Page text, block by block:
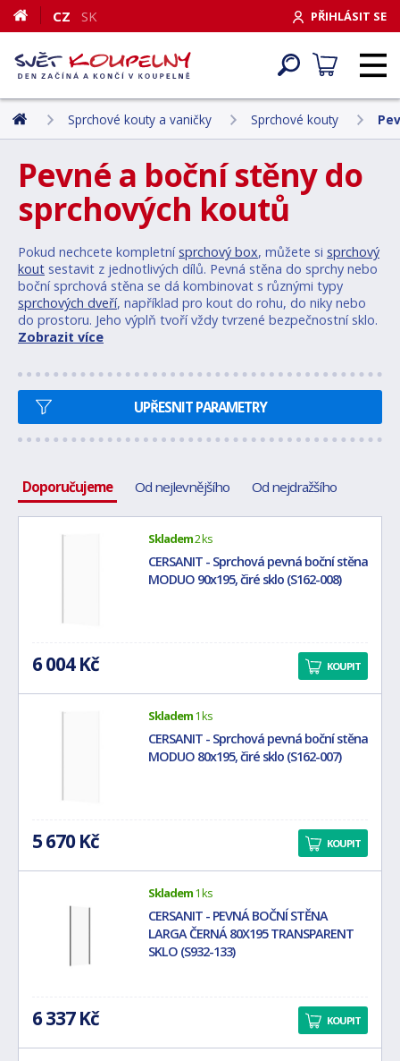
PŘIHLÁSIT SE
CZ SK
Sprchové kouty a vaničky Sprchové kouty
Pevné a boční stěny do
sprchových koutů
Pokud nechcete kompletní sprchový box, můžete si sprchový
kout sestavit z jednotlivých dílů. Pevná stěna do sprchy nebo
boční sprchová stěna se dá kombinovat s různými typy
sprchových dveří, například pro kout do rohu, do niky nebo
do prostoru. Jeho výplň tvoří vždy tvrzené bezpečnostní sklo.
Zobrazit více
UPŘESNIT PARAMETRY
Doporučujeme Od nejlevnějšího Od nejdražšího
Skladem2 ks
CERSANIT - Sprchová pevná boční stěna
MODUO 90x195, čiré sklo (S162-008)
6 004 Kč KOUPIT
Skladem1 ks
CERSANIT - Sprchová pevná boční stěna
MODUO 80x195, čiré sklo (S162-007)
5 670 Kč KOUPIT
Skladem1 ks
CERSANIT - PEVNÁ BOČNÍ STĚNA
LARGA ČERNÁ 80X195 TRANSPARENT
SKLO (S932-133)
6 337 Kč KOUPIT